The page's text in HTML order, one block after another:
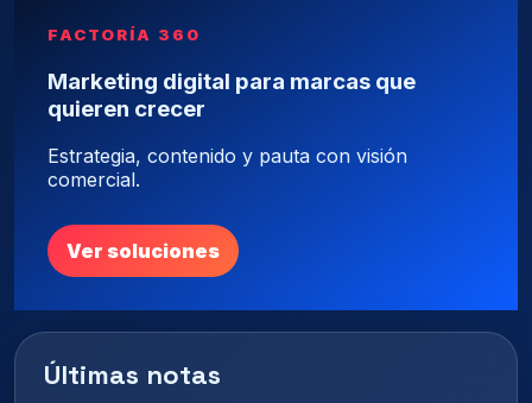
FACTORÍA 360
Marketing digital para marcas que
quieren crecer
Estrategia, contenido y pauta con visión
comercial.
Ver soluciones
Últimas notas